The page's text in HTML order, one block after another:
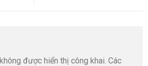
được hiển thị công khai. Các